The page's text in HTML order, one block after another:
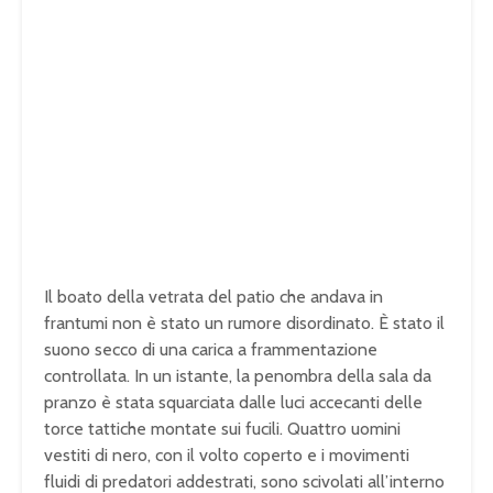
Il boato della vetrata del patio che andava in
frantumi non è stato un rumore disordinato. È stato il
suono secco di una carica a frammentazione
controllata. In un istante, la penombra della sala da
pranzo è stata squarciata dalle luci accecanti delle
torce tattiche montate sui fucili. Quattro uomini
vestiti di nero, con il volto coperto e i movimenti
fluidi di predatori addestrati, sono scivolati all’interno